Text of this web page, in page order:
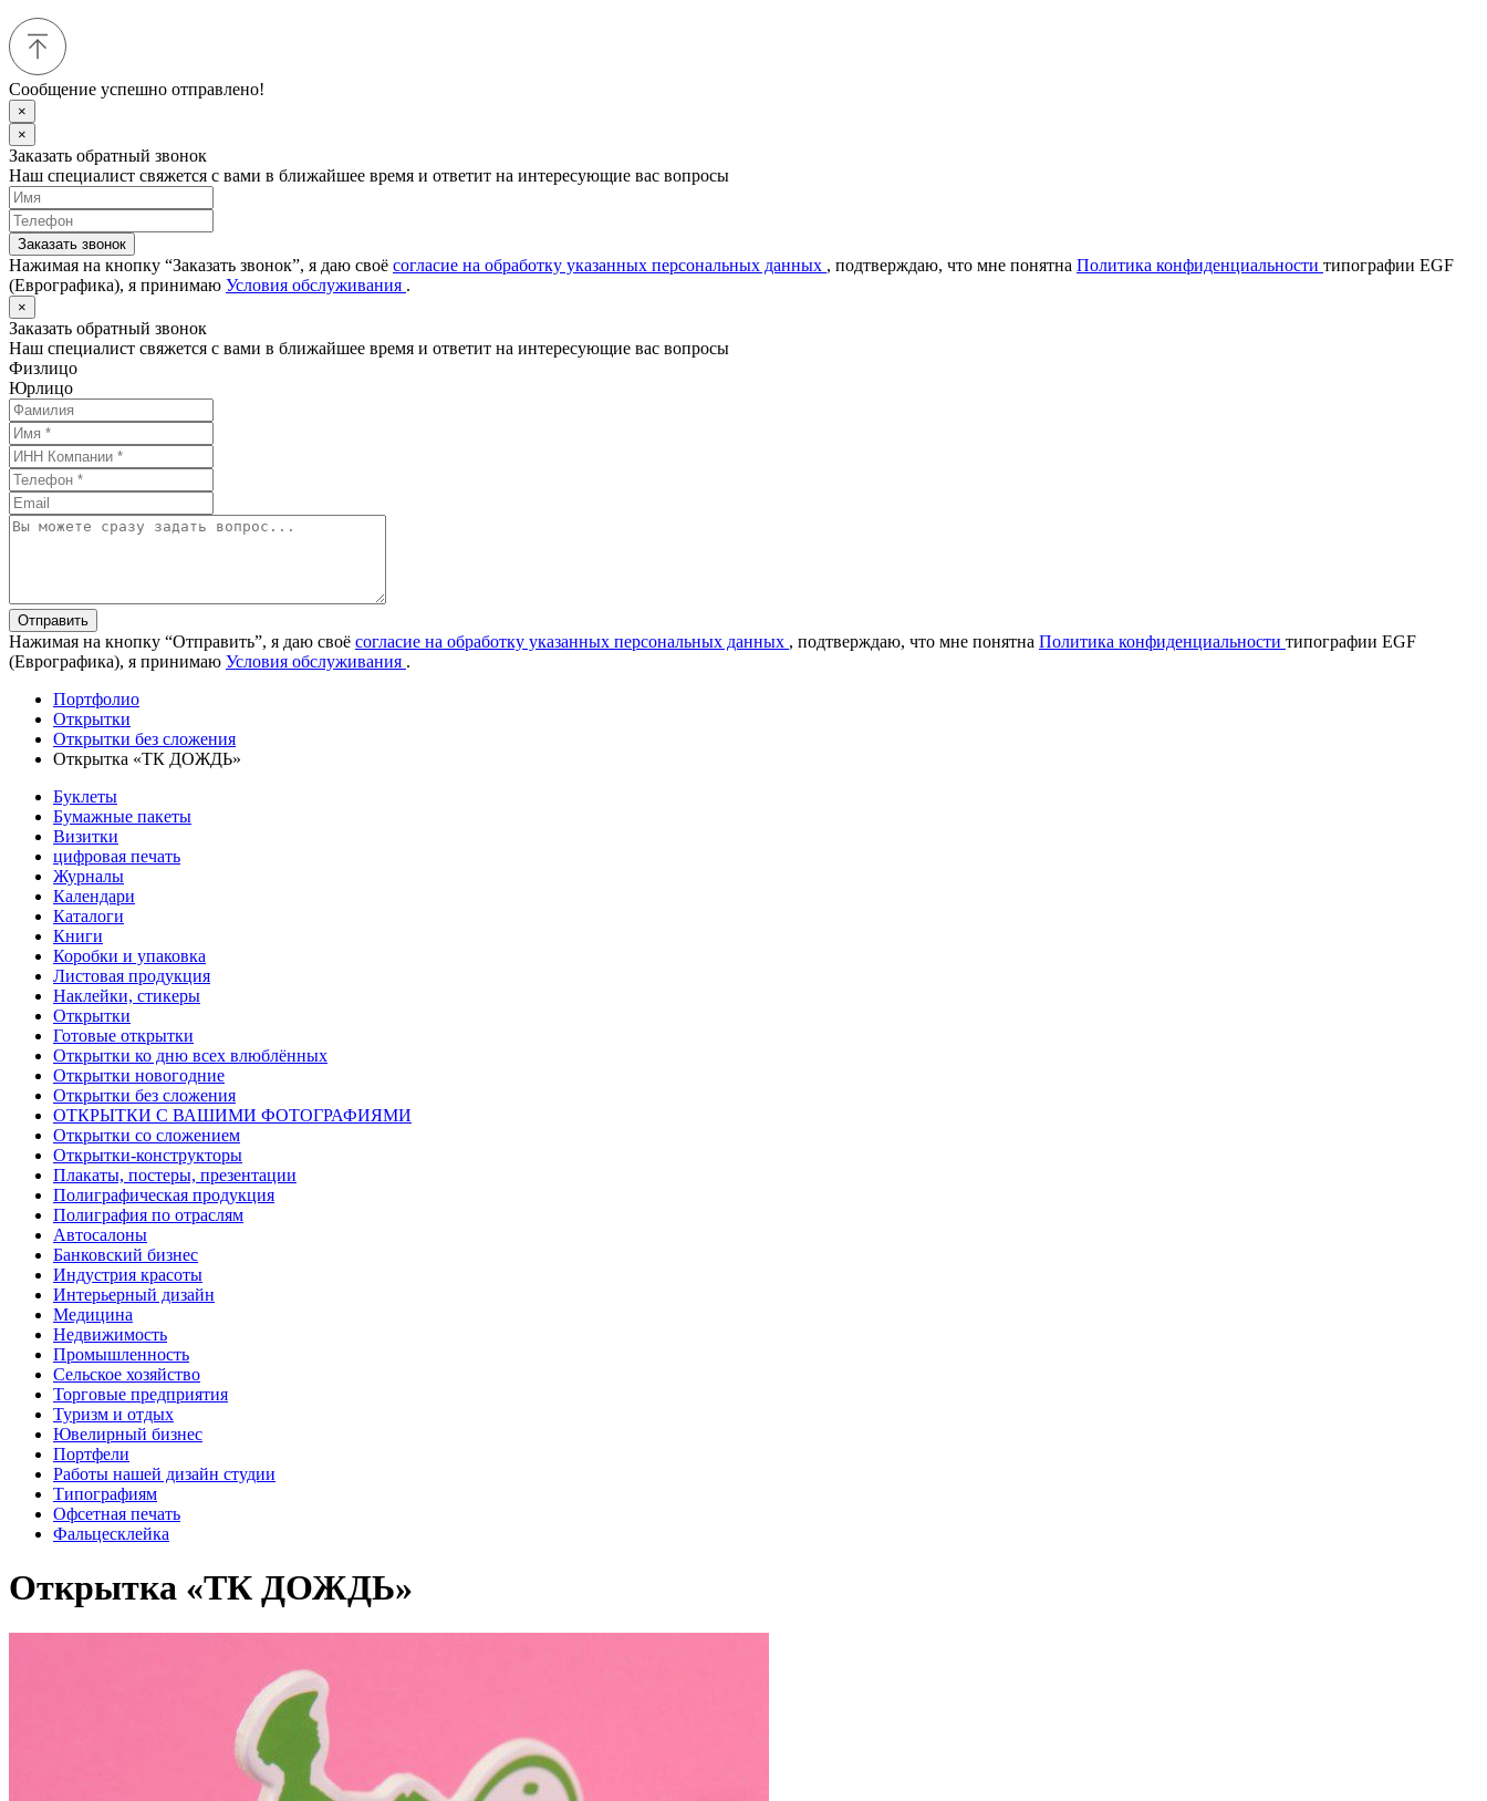
Сообщение успешно отправлено!
×
×
Заказать обратный звонок
Наш специалист свяжется с вами в ближайшее время и ответит на интересующие вас вопросы
Заказать звонок
Нажимая на кнопку “Заказать звонок”, я даю своё согласие на обработку указанных персональных данных , подтверждаю, что мне понятна Политика конфиденциальности типографии EGF
(Еврографика), я принимаю Условия обслуживания .
×
Заказать обратный звонок
Наш специалист свяжется с вами в ближайшее время и ответит на интересующие вас вопросы
Физлицо
Юрлицо
Отправить
Нажимая на кнопку “Отправить”, я даю своё согласие на обработку указанных персональных данных , подтверждаю, что мне понятна Политика конфиденциальности типографии EGF
(Еврографика), я принимаю Условия обслуживания .
Портфолио
Открытки
Открытки без сложения
Открытка «ТК ДОЖДЬ»
Буклеты
Бумажные пакеты
Визитки
цифровая печать
Журналы
Календари
Каталоги
Книги
Коробки и упаковка
Листовая продукция
Наклейки, стикеры
Открытки
Готовые открытки
Открытки ко дню всех влюблённых
Открытки новогодние
Открытки без сложения
ОТКРЫТКИ С ВАШИМИ ФОТОГРАФИЯМИ
Открытки со сложением
Открытки-конструкторы
Плакаты, постеры, презентации
Полиграфическая продукция
Полиграфия по отраслям
Автосалоны
Банковский бизнес
Индустрия красоты
Интерьерный дизайн
Медицина
Недвижимость
Промышленность
Сельское хозяйство
Торговые предприятия
Туризм и отдых
Ювелирный бизнес
Портфели
Работы нашей дизайн студии
Типографиям
Офсетная печать
Фальцесклейка
Открытка «ТК ДОЖДЬ»